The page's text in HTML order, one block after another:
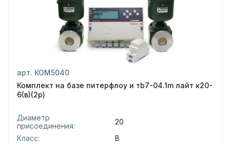
арт. КОМ5040
Комплект на базе питерфлоу и тb7-04.1m лайт к20-
6(в)(2р)
Диаметр
присоединения:
20
Класс:
В